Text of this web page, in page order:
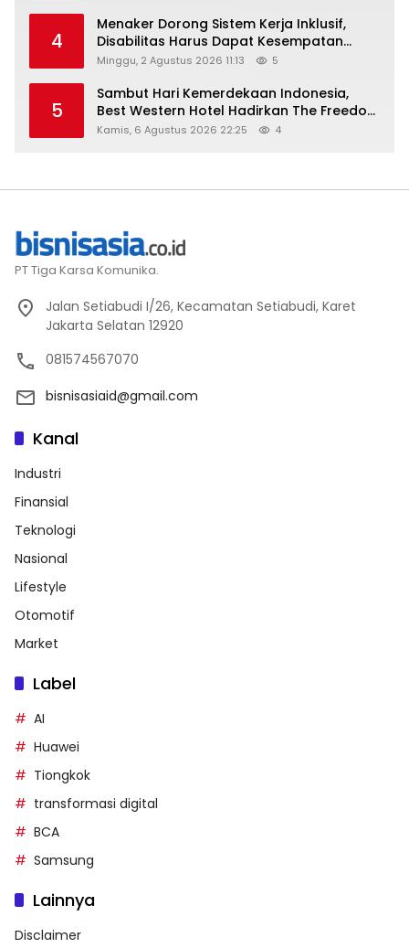
4
Menaker Dorong Sistem Kerja Inklusif,
Disabilitas Harus Dapat Kesempatan
Setara
Minggu, 2 Agustus 2026 11:13 5
5
Sambut Hari Kemerdekaan Indonesia,
Best Western Hotel Hadirkan The Freedom
Stay Diskon Hingga 45%
Kamis, 6 Agustus 2026 22:25 4
PT Tiga Karsa Komunika.
Jalan Setiabudi I/26, Kecamatan Setiabudi, Karet
Jakarta Selatan 12920
081574567070
bisnisasiaid@gmail.com
Kanal
Industri
Finansial
Teknologi
Nasional
Lifestyle
Otomotif
Market
Label
AI
Huawei
Tiongkok
transformasi digital
BCA
Samsung
Lainnya
Disclaimer